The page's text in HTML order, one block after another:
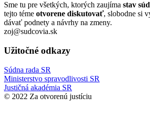
Sme tu pre všetkých, ktorých zaujíma stav
tejto téme otvorene diskutovať, slobodne si
dávať podnety a návrhy na zmeny.
zoj@sudcovia.sk
Užitočné odkazy
Súdna rada SR
Ministerstvo spravodlivosti SR
Justičná akadémia SR
© 2022 Za otvorenú justíciu